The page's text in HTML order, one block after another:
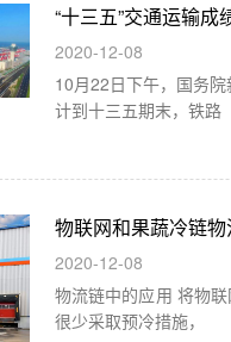
“十三五”交通运输
2020-12-08
10月22日下午，国务
计到十三五期末，铁路
物联网和果蔬冷链
2020-12-08
物流链中的应用 将物
很少采取预冷措施，